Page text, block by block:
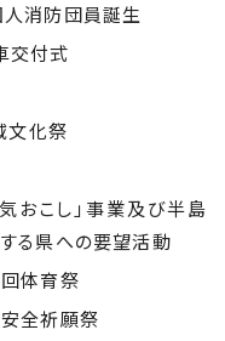
消防団員誕生
交付式
文化祭
こし」事業及び半島
る県への要望活動
体育祭
全祈願祭